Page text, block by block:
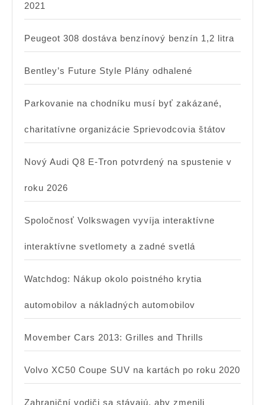
2021
Peugeot 308 dostáva benzínový benzín 1,2 litra
Bentley’s Future Style Plány odhalené
Parkovanie na chodníku musí byť zakázané,
charitatívne organizácie Sprievodcovia štátov
Nový Audi Q8 E-Tron potvrdený na spustenie v
roku 2026
Spoločnosť Volkswagen vyvíja interaktívne
interaktívne svetlomety a zadné svetlá
Watchdog: Nákup okolo poistného krytia
automobilov a nákladných automobilov
Movember Cars 2013: Grilles and Thrills
Volvo XC50 Coupe SUV na kartách po roku 2020
Zahraniční vodiči sa stávajú, aby zmenili